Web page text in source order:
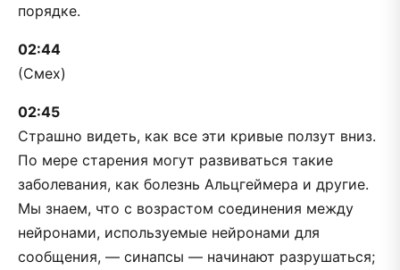
порядке.
02:44
(Смех)
02:45
Страшно видеть, как все эти кривые ползут вниз.
По мере старения могут развиваться такие
заболевания, как болезнь Альцгеймера и другие.
Мы знаем, что с возрастом соединения между
нейронами, используемые нейронами для
сообщения, — синапсы — начинают разрушаться;